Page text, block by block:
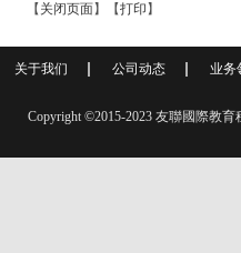
【 关闭页面】【打印 】
关于我们 公司动态 业务
Copyright ©2015-2023 友聯國際教